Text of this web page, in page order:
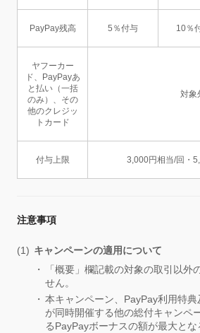
PayPay残高 5％付与 10％
ヤフーカー
ド、PayPayあ
と払い（一括
のみ）、その
他のクレジッ
トカード
対象
付与上限 3,000円相当/回・
注意事項
キャンペーンの適用について
「概要」欄記載の対象の取引以外
せん。
本キャンペーン、PayPay利用特
が同時開催する他の総付キャンペ
るPayPayボーナスの額が最大と